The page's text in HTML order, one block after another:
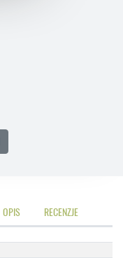
OPIS RECENZJE